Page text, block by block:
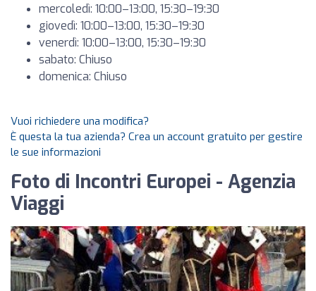
mercoledì: 10:00–13:00, 15:30–19:30
giovedì: 10:00–13:00, 15:30–19:30
venerdì: 10:00–13:00, 15:30–19:30
sabato: Chiuso
domenica: Chiuso
Vuoi richiedere una modifica?
È questa la tua azienda? Crea un account gratuito per gestire
le sue informazioni
Foto di Incontri Europei - Agenzia
Viaggi